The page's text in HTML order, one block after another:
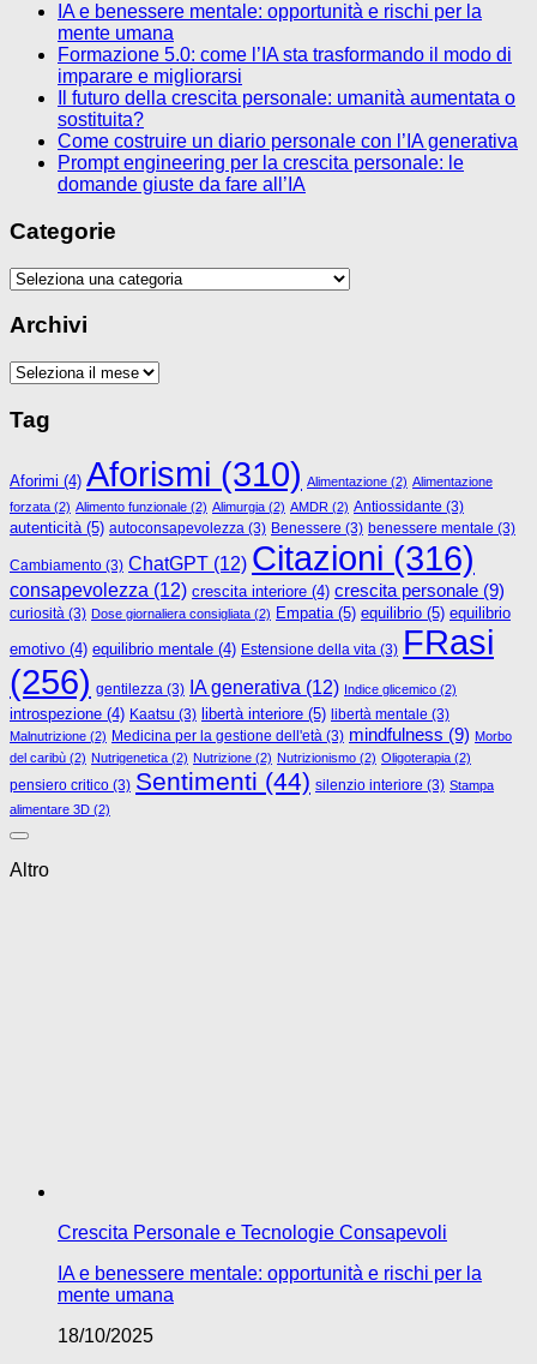
IA e benessere mentale: opportunità e rischi per la
mente umana
Formazione 5.0: come l’IA sta trasformando il modo di
imparare e migliorarsi
Il futuro della crescita personale: umanità aumentata o
sostituita?
Come costruire un diario personale con l’IA generativa
Prompt engineering per la crescita personale: le
domande giuste da fare all’IA
Categorie
Categorie
Archivi
Archivi
Tag
Aforimi (4) Aforismi (310) Alimentazione (2) Alimentazione
forzata (2) Alimento funzionale (2) Alimurgia (2) AMDR (2) Antiossidante (3)
autenticità(5) autoconsapevolezza (3) Benessere (3) benessere mentale (3)
Cambiamento (3) ChatGPT (12) Citazioni (316)
consapevolezza (12) crescita interiore (4) crescita personale (9)
curiosità (3) Dose giornaliera consigliata (2) Empatia(5) equilibrio (5) equilibrio
emotivo (4) equilibrio mentale (4) Estensione della vita (3) FRasi
(256) gentilezza (3) IA generativa (12) Indice glicemico (2)
introspezione (4) Kaatsu (3) libertà interiore (5) libertà mentale (3)
Malnutrizione (2) Medicina per la gestione dell'età (3) mindfulness (9) Morbo
del caribù (2) Nutrigenetica (2) Nutrizione (2) Nutrizionismo (2) Oligoterapia (2)
pensiero critico (3) Sentimenti (44) silenzio interiore (3) Stampa
alimentare 3D (2)
Altro
Crescita Personale e Tecnologie Consapevoli
IA e benessere mentale: opportunità e rischi per la
mente umana
18/10/2025